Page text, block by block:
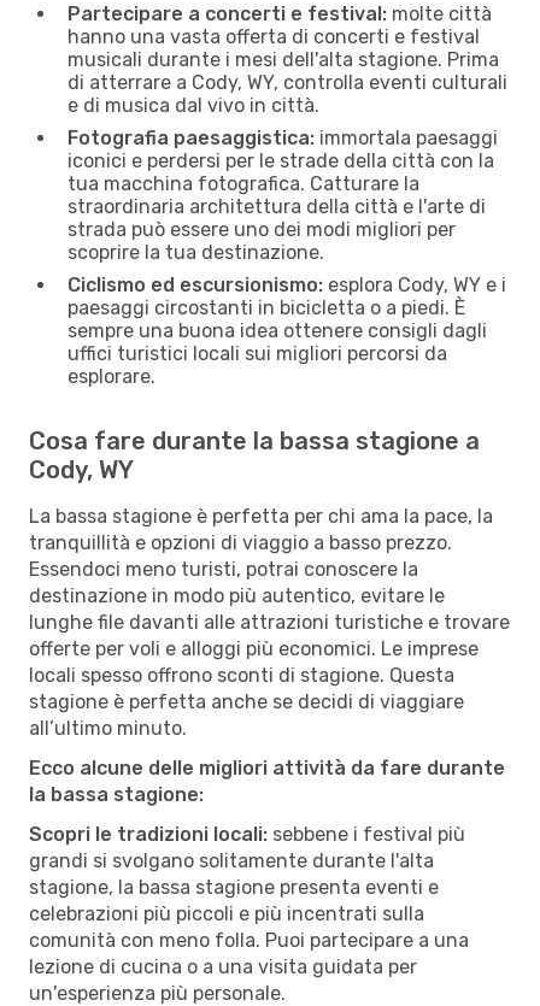
Partecipare a concerti e festival: molte città
hanno una vasta offerta di concerti e festival
musicali durante i mesi dell'alta stagione. Prima
di atterrare a Cody, WY, controlla eventi culturali
e di musica dal vivo in città.
Fotografia paesaggistica: immortala paesaggi
iconici e perdersi per le strade della città con la
tua macchina fotografica. Catturare la
straordinaria architettura della città e l'arte di
strada può essere uno dei modi migliori per
scoprire la tua destinazione.
Ciclismo ed escursionismo: esplora Cody, WY e i
paesaggi circostanti in bicicletta o a piedi. È
sempre una buona idea ottenere consigli dagli
uffici turistici locali sui migliori percorsi da
esplorare.
Cosa fare durante la bassa stagione a
Cody, WY
La bassa stagione è perfetta per chi ama la pace, la
tranquillità e opzioni di viaggio a basso prezzo.
Essendoci meno turisti, potrai conoscere la
destinazione in modo più autentico, evitare le
lunghe file davanti alle attrazioni turistiche e trovare
offerte per voli e alloggi più economici. Le imprese
locali spesso offrono sconti di stagione. Questa
stagione è perfetta anche se decidi di viaggiare
all’ultimo minuto.
Ecco alcune delle migliori attività da fare durante
la bassa stagione:
Scopri le tradizioni locali: sebbene i festival più
grandi si svolgano solitamente durante l'alta
stagione, la bassa stagione presenta eventi e
celebrazioni più piccoli e più incentrati sulla
comunità con meno folla. Puoi partecipare a una
lezione di cucina o a una visita guidata per
un'esperienza più personale.